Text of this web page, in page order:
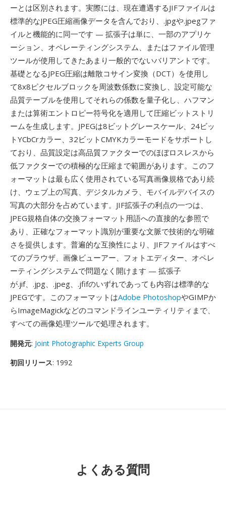
ーとは区別されます。実際には、現在遭遇するJIFファイルは
標準的なJPEG圧縮画像データを含んでおり、.jpgや.jpegファ
イルと機能的に同一です — 拡張子は単に、一部のアプリケ
ーション、オペレーティングシステム、またはファイル管理
ツールが使用してきたあまり一般的でないバリアントです。
基礎となるJPEG圧縮は離散コサイン変換（DCT）を使用し
て8x8ピクセルブロックを周波数係数に変換し、設定可能な
品質テーブルを使用してそれらの係数を量子化し、ハフマン
または算術エントロピー符号化を適用して圧縮ビットストリ
ームを生成します。JPEGは8ビットグレースケール、24ビッ
トYCbCrカラー、32ビットCMYKカラーモードをサポートし
ており、品質設定は高品質ファクターでのほぼロスレスから
低ファクターでの積極的な圧縮まで範囲があります。このフ
ォーマットは最も広く使用されている写真画像規格であり続
け、ウェブ上の写真、デジタルカメラ、モバイルデバイスの
写真の大部分を占めています。JIF拡張子の利点の一つは、
JPEG規格自体の交換フォーマット用語への直接的な参照で
あり、正確なフォーマット識別が重要な文脈で技術的な明確
さを提供します。普遍的な互換性により、JIFファイルはすべ
てのブラウザ、画像ビューアー、フォトエディター、オペレ
ーティングシステムで問題なく開けます — 拡張子
が.jif、.jpg、.jpeg、.jfifのいずれであっても内容は標準的な
JPEGです。このフォーマットはAdobe PhotoshopやGIMPか
らImageMagickなどのコマンドラインユーティリティまで、
すべての画像処理ツールで処理されます。
開発元: Joint Photographic Experts Group
初回リリース: 1992
よくある質問